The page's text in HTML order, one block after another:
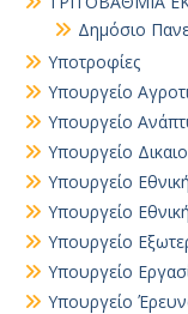
Δημόσιο
Υποτροφίες
Υπουργείο
Υπουργείο
Υπουργείο
Υπουργείο
Υπουργείο
Υπουργείο
Υπουργείο
Υπουργείο